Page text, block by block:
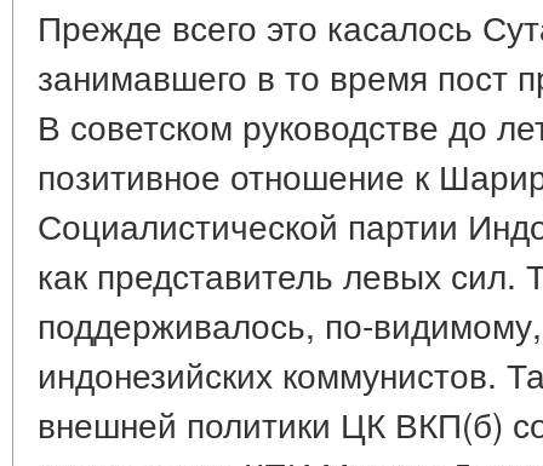
Прежде всего это касалось
занимавшего в то время пост
В советском руководстве до
позитивное отношение к
Социалистической партии
как представитель левых сил.
поддерживалось, по-
индонезийских коммунистов.
внешней политики ЦК ВКП(б)